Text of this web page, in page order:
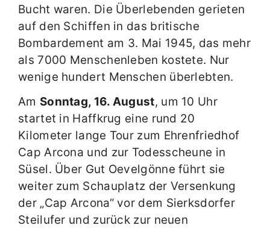
Bucht waren. Die Überlebenden gerieten
auf den Schiffen in das britische
Bombardement am 3. Mai 1945, das mehr
als 7000 Menschenleben kostete. Nur
wenige hundert Menschen überlebten.
Am Sonntag, 16. August, um 10 Uhr
startet in Haffkrug eine rund 20
Kilometer lange Tour zum Ehrenfriedhof
Cap Arcona und zur Todesscheune in
Süsel. Über Gut Oevelgönne führt sie
weiter zum Schauplatz der Versenkung
der „Cap Arcona“ vor dem Sierksdorfer
Steilufer und zurück zur neuen